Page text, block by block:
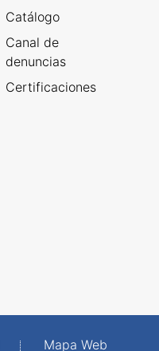
Catálogo
Canal de
denuncias
Certificaciones
Mapa Web